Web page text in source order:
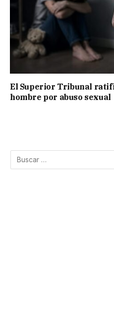
El Superior Tribunal
hombre por abuso sexual